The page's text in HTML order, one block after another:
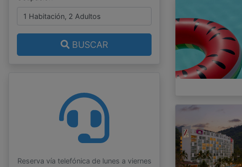
BUSCAR
Reserva vía telefónica de lunes a viernes